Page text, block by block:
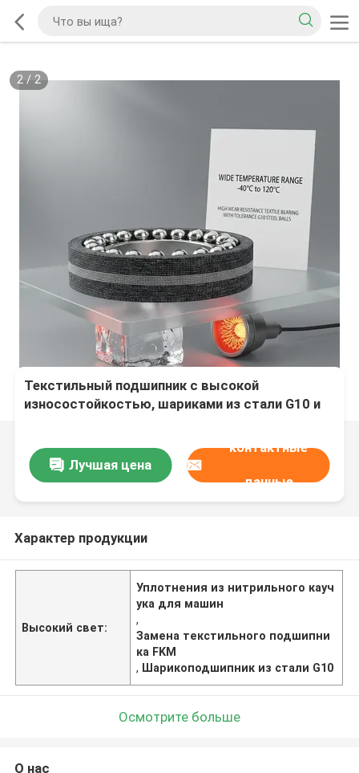
2/ 2
Текстильный подшипник с высокой
износостойкостью, шариками из стали G10 и
Лучшая цена
контактные
данные
Характер продукции
Высокий свет:
Уплотнения из нитрильного кауч
ука для машин
,
Замена текстильного подшипни
ка FKM
, Шарикоподшипник из стали G10
Осмотрите больше
О нас